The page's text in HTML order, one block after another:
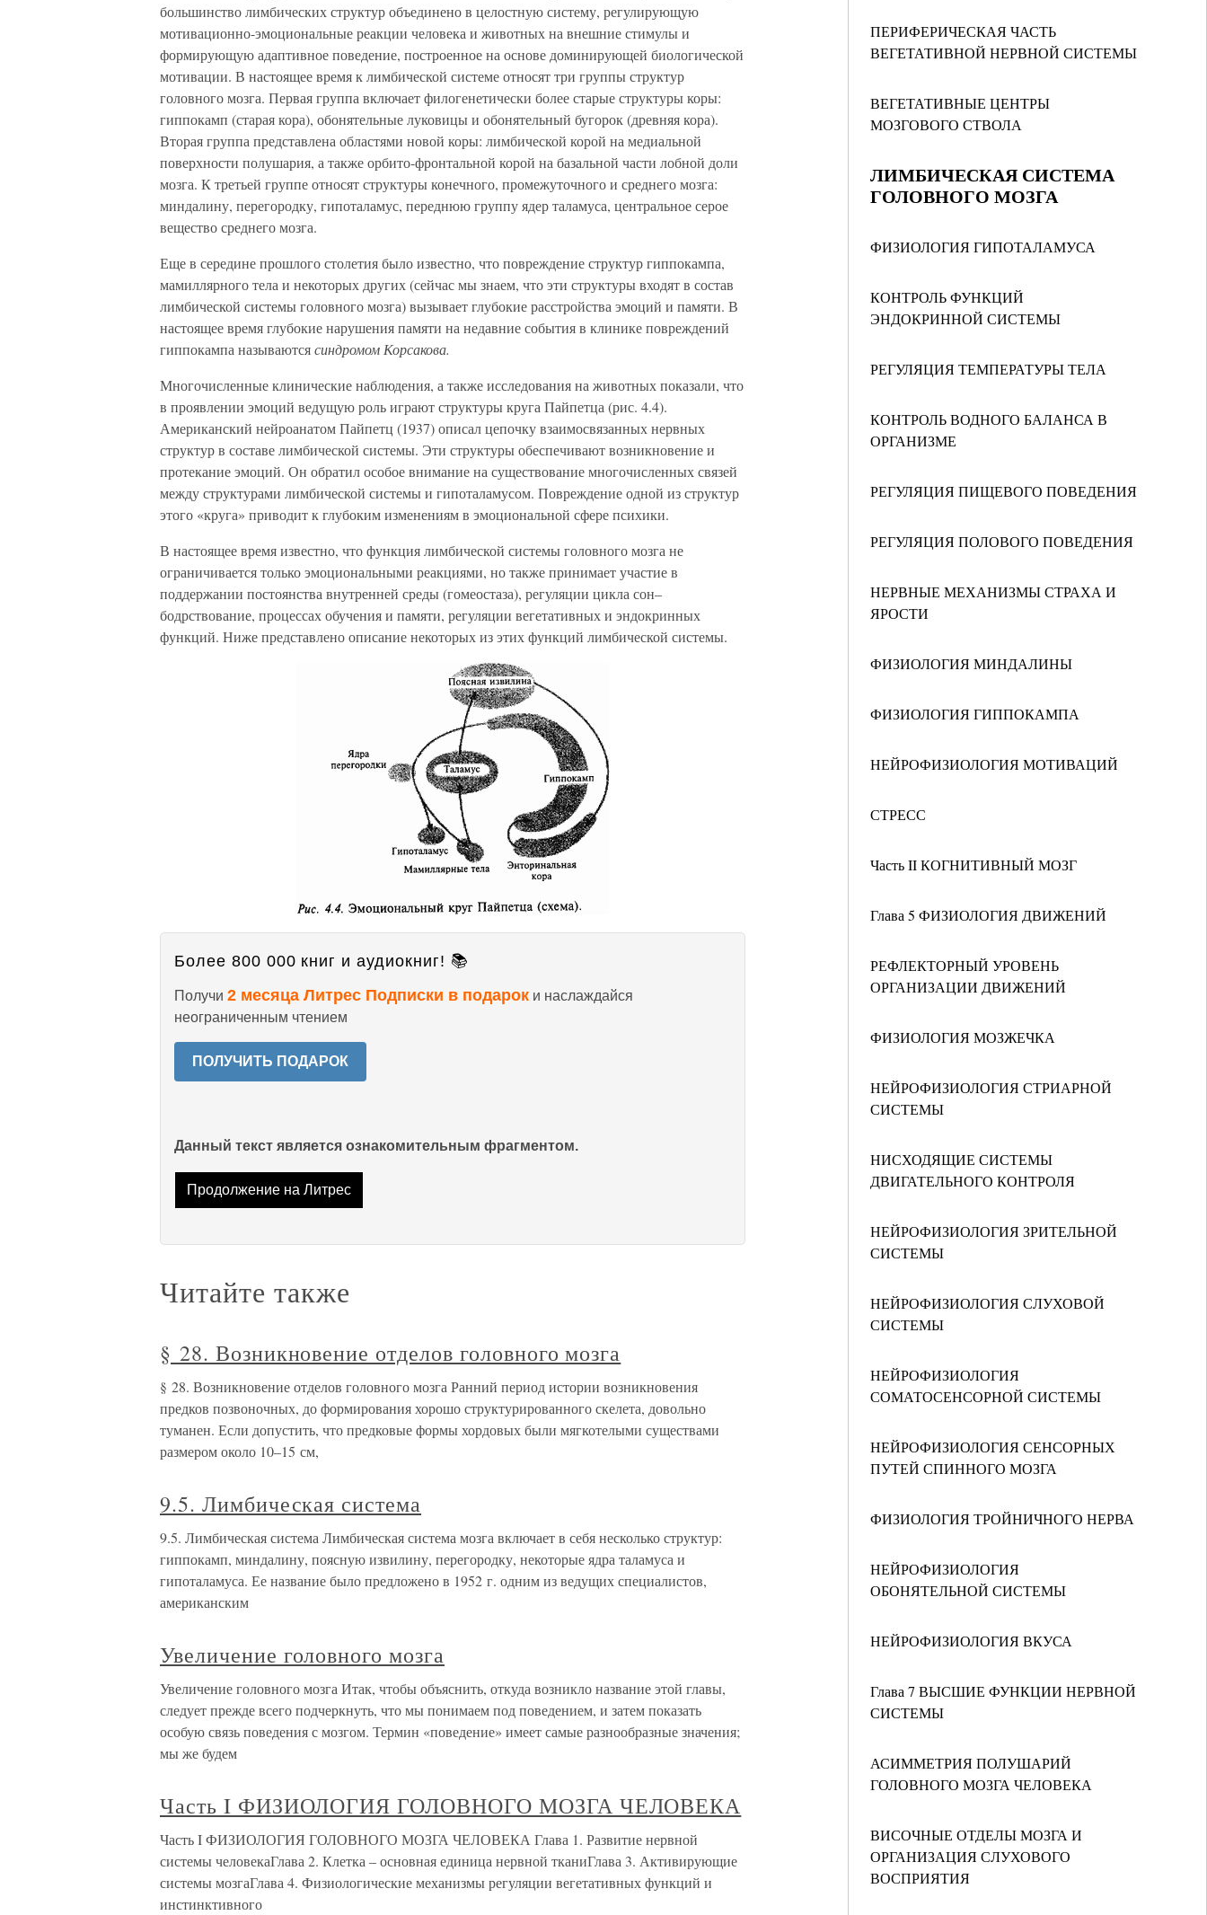
ПЕРИФЕРИЧЕСКАЯ ЧАСТЬ
ВЕГЕТАТИВНОЙ НЕРВНОЙ СИСТЕМЫ
ВЕГЕТАТИВНЫЕ ЦЕНТРЫ
МОЗГОВОГО СТВОЛА
ЛИМБИЧЕСКАЯ СИСТЕМА
ГОЛОВНОГО МОЗГА
ФИЗИОЛОГИЯ ГИПОТАЛАМУСА
КОНТРОЛЬ ФУНКЦИЙ
ЭНДОКРИННОЙ СИСТЕМЫ
РЕГУЛЯЦИЯ ТЕМПЕРАТУРЫ ТЕЛА
КОНТРОЛЬ ВОДНОГО БАЛАНСА В
ОРГАНИЗМЕ
РЕГУЛЯЦИЯ ПИЩЕВОГО ПОВЕДЕНИЯ
РЕГУЛЯЦИЯ ПОЛОВОГО ПОВЕДЕНИЯ
НЕРВНЫЕ МЕХАНИЗМЫ СТРАХА И
ЯРОСТИ
ФИЗИОЛОГИЯ МИНДАЛИНЫ
ФИЗИОЛОГИЯ ГИППОКАМПА
НЕЙРОФИЗИОЛОГИЯ МОТИВАЦИЙ
СТРЕСС
Часть II КОГНИТИВНЫЙ МОЗГ
Глава 5 ФИЗИОЛОГИЯ ДВИЖЕНИЙ
РЕФЛЕКТОРНЫЙ УРОВЕНЬ
ОРГАНИЗАЦИИ ДВИЖЕНИЙ
ФИЗИОЛОГИЯ МОЗЖЕЧКА
НЕЙРОФИЗИОЛОГИЯ СТРИАРНОЙ
СИСТЕМЫ
НИСХОДЯЩИЕ СИСТЕМЫ
ДВИГАТЕЛЬНОГО КОНТРОЛЯ
НЕЙРОФИЗИОЛОГИЯ ЗРИТЕЛЬНОЙ
СИСТЕМЫ
НЕЙРОФИЗИОЛОГИЯ СЛУХОВОЙ
СИСТЕМЫ
НЕЙРОФИЗИОЛОГИЯ
СОМАТОСЕНСОРНОЙ СИСТЕМЫ
НЕЙРОФИЗИОЛОГИЯ СЕНСОРНЫХ
ПУТЕЙ СПИННОГО МОЗГА
ФИЗИОЛОГИЯ ТРОЙНИЧНОГО НЕРВА
НЕЙРОФИЗИОЛОГИЯ
ОБОНЯТЕЛЬНОЙ СИСТЕМЫ
НЕЙРОФИЗИОЛОГИЯ ВКУСА
Глава 7 ВЫСШИЕ ФУНКЦИИ НЕРВНОЙ
СИСТЕМЫ
АСИММЕТРИЯ ПОЛУШАРИЙ
ГОЛОВНОГО МОЗГА ЧЕЛОВЕКА
ВИСОЧНЫЕ ОТДЕЛЫ МОЗГА И
ОРГАНИЗАЦИЯ СЛУХОВОГО
ВОСПРИЯТИЯ
большинство лимбических структур объединено в целостную систему, регулирующую
мотивационно-эмоциональные реакции человека и животных на внешние стимулы и
формирующую адаптивное поведение, построенное на основе доминирующей биологической
мотивации. В настоящее время к лимбической системе относят три группы структур
головного мозга. Первая группа включает филогенетически более старые структуры коры:
гиппокамп (старая кора), обонятельные луковицы и обонятельный бугорок (древняя кора).
Вторая группа представлена областями новой коры: лимбической корой на медиальной
поверхности полушария, а также орбито-фронтальной корой на базальной части лобной доли
мозга. К третьей группе относят структуры конечного, промежуточного и среднего мозга:
миндалину, перегородку, гипоталамус, переднюю группу ядер таламуса, центральное серое
вещество среднего мозга.
Еще в середине прошлого столетия было известно, что повреждение структур гиппокампа,
мамиллярного тела и некоторых других (сейчас мы знаем, что эти структуры входят в состав
лимбической системы головного мозга) вызывает глубокие расстройства эмоций и памяти. В
настоящее время глубокие нарушения памяти на недавние события в клинике повреждений
гиппокампа называютсясиндромом Корсакова.
Многочисленные клинические наблюдения, а также исследования на животных показали, что
в проявлении эмоций ведущую роль играют структуры круга Пайпетца (рис. 4.4).
Американский нейроанатом Пайпетц (1937) описал цепочку взаимосвязанных нервных
структур в составе лимбической системы. Эти структуры обеспечивают возникновение и
протекание эмоций. Он обратил особое внимание на существование многочисленных связей
между структурами лимбической системы и гипоталамусом. Повреждение одной из структур
этого «круга» приводит к глубоким изменениям в эмоциональной сфере психики.
В настоящее время известно, что функция лимбической системы головного мозга не
ограничивается только эмоциональными реакциями, но также принимает участие в
поддержании постоянства внутренней среды (гомеостаза), регуляции цикла сон–
бодрствование, процессах обучения и памяти, регуляции вегетативных и эндокринных
функций. Ниже представлено описание некоторых из этих функций лимбической системы.
Более 800 000 книг и аудиокниг! 📚
Получи 2 месяца Литрес Подписки в подарок и наслаждайся
неограниченным чтением
ПОЛУЧИТЬ ПОДАРОК
Данный текст является ознакомительным фрагментом.
Продолжение на Литрес
Читайте также
§ 28. Возникновение отделов головного мозга
§ 28. Возникновение отделов головного мозга Ранний период истории возникновения
предков позвоночных, до формирования хорошо структурированного скелета, довольно
туманен. Если допустить, что предковые формы хордовых были мягкотелыми существами
размером около 10–15 см,
9.5. Лимбическая система
9.5. Лимбическая система Лимбическая система мозга включает в себя несколько структур:
гиппокамп, миндалину, поясную извилину, перегородку, некоторые ядра таламуса и
гипоталамуса. Ее название было предложено в 1952 г. одним из ведущих специалистов,
американским
Увеличение головного мозга
Увеличение головного мозга Итак, чтобы объяснить, откуда возникло название этой главы,
следует прежде всего подчеркнуть, что мы понимаем под поведением, и затем показать
особую связь поведения с мозгом. Термин «поведение» имеет самые разнообразные значения;
мы же будем
Часть I ФИЗИОЛОГИЯ ГОЛОВНОГО МОЗГА ЧЕЛОВЕКА
Часть I ФИЗИОЛОГИЯ ГОЛОВНОГО МОЗГА ЧЕЛОВЕКА Глава 1. Развитие нервной
системы человекаГлава 2. Клетка – основная единица нервной тканиГлава 3. Активирующие
системы мозгаГлава 4. Физиологические механизмы регуляции вегетативных функций и
инстинктивного